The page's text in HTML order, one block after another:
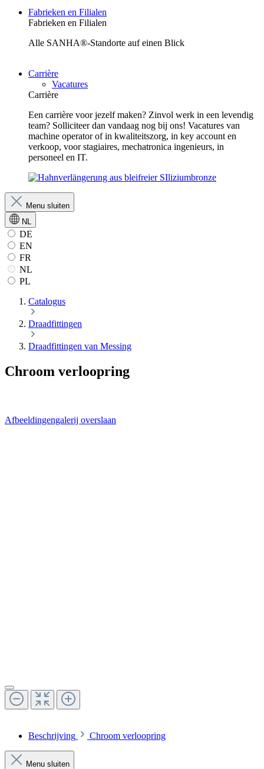
Fabrieken en Filialen
Fabrieken en Filialen
Alle SANHA®-Standorte auf einen Blick
Carrière
Vacatures
Carrière
Een carrière voor jezelf maken? Zinvol werk in een levendig
team? Solliciteer dan vandaag nog bij ons! Vacatures van
machine operator of in kwaliteitszorg, in key account en
verkoop, voor stagiaires, mechatronica ingenieurs, in
personeel en IT.
Menu sluiten
NL
DE
EN
FR
NL
PL
Catalogus
Draadfittingen
Draadfittingen van Messing
Chroom verloopring
Afbeeldingengalerij overslaan
Beschrijving Chroom verloopring
Menu sluiten